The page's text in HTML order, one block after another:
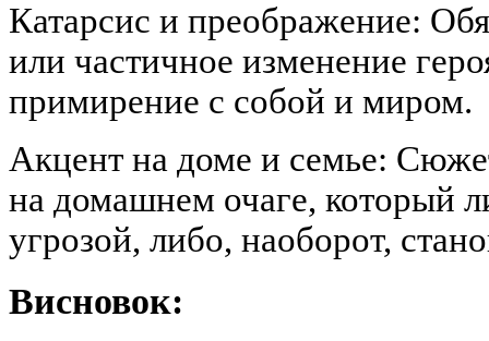
Катарсис и преображение:
или частичное изменение
примирение с собой и миром.
Акцент на доме и семье:
на домашнем очаге, который
угрозой, либо, наоборот,
Висновок: